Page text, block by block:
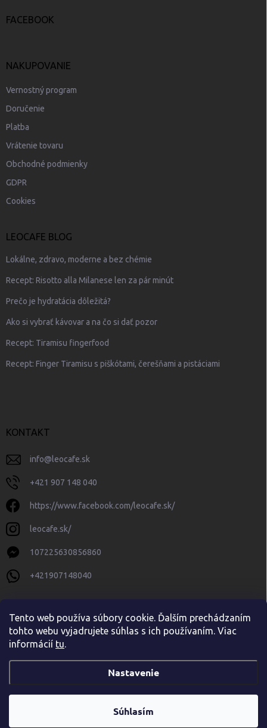
Tento web používa súbory cookie. Ďalším prechádzaním
tohto webu vyjadrujete súhlas s ich používaním. Viac
informácií tu.
Nastavenie
Súhlasím
FACEBOOK
NAKUPOVANIE
Vernostný program
Doručenie
Platba
Vrátenie tovaru
Obchodné podmienky
GDPR
Cookies
LEOCAFE BLOG
Lokálne, zdravo, moderne a bez chémie
Recept: Risotto alla Milanese len za pár minút
Prečo je hydratácia dôležitá?
Ako si vybrať kávovar a na čo si dať pozor
Recept: Tiramisu fingerfood
Recept: Finger Tiramisu s piškótami, čerešňami a pistáciami
KONTAKT
info@leocafe.sk
+421 907 148 040
https://www.facebook.com/leocafe.sk/
leocafe.sk/
107225630856860
+421907148040
Copyright 2026leocafe.sk. Všetky práva vyhradené.Upraviť nastavenie
cookies